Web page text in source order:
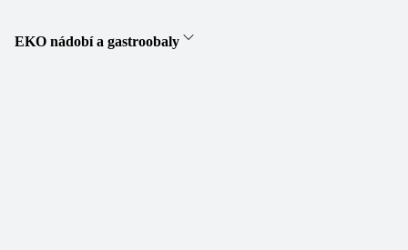
EKO nádobí a gastroobaly